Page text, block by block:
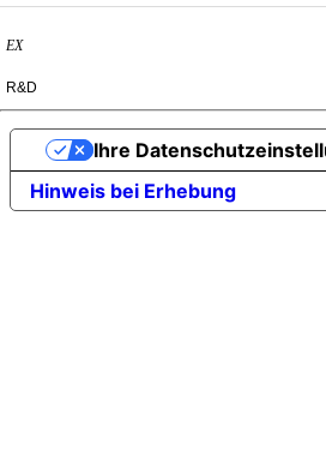
EX
R&D
Hinweis bei Erhebung
Ihre